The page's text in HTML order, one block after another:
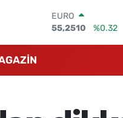
STERLİN
64,4811
%0.38
13.779
%-14
DOLAR